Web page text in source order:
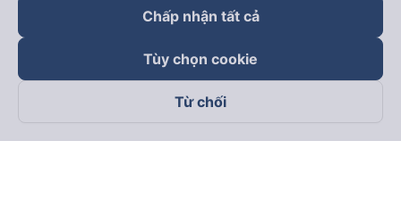
Theo dõi chúng tôi trên
Chấp nhận tất cả
Tùy chọn cookie
Từ chối